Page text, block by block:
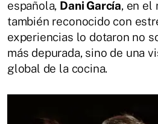
española, Dani García, en el
también reconocido con
experiencias lo dotaron no
más depurada, sino de una
global de la cocina.